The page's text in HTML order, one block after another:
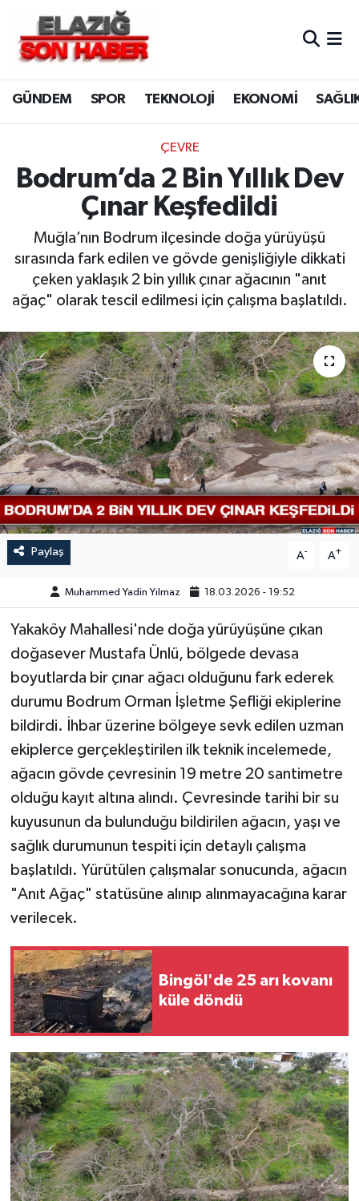
GÜNDEM SPOR TEKNOLOJİ EKONOMİ
ÇEVRE
Bodrum’da 2 Bin Yıllık Dev
Çınar Keşfedildi
Muğla’nın Bodrum ilçesinde doğa yürüyüşü
sırasında fark edilen ve gövde genişliğiyle dikkati
çeken yaklaşık 2 bin yıllık çınar ağacının "anıt
ağaç" olarak tescil edilmesi için çalışma başlatıldı.
Paylaş A- A+
Muhammed Yadin Yılmaz 18.03.2026 - 19:52
Yakaköy Mahallesi'nde doğa yürüyüşüne çıkan
doğasever Mustafa Ünlü, bölgede devasa
boyutlarda bir çınar ağacı olduğunu fark ederek
durumu Bodrum Orman İşletme Şefliği ekiplerine
bildirdi. İhbar üzerine bölgeye sevk edilen uzman
ekiplerce gerçekleştirilen ilk teknik incelemede,
ağacın gövde çevresinin 19 metre 20 santimetre
olduğu kayıt altına alındı. Çevresinde tarihi bir su
kuyusunun da bulunduğu bildirilen ağacın, yaşı ve
sağlık durumunun tespiti için detaylı çalışma
başlatıldı. Yürütülen çalışmalar sonucunda, ağacın
"Anıt Ağaç" statüsüne alınıp alınmayacağına karar
verilecek.
Bingöl'de 25 arı kovanı
küle döndü
CANLI YAYIN
ASAYİŞ
BİLİM VE TEKNOLOJİ
DÜNYA
EĞİTİM
EKONOMİ
ELAZIĞ
GENEL
GÜNDEM
HABERDE İNSAN
KÜLTÜR-SANAT
MAGAZİN
MEDYA
ÖZEL HABER
POLİTİKA
SAĞLIK
SİYASET
SPOR
TEKNOLOJİ
YAŞAM
Merkez Hava Durumu
Merkez Trafik Yoğunluk Haritası
Süper Lig Puan Durumu ve Fikstür
Tüm Manşetler
Son Dakika Haberleri
Haber Arşivi